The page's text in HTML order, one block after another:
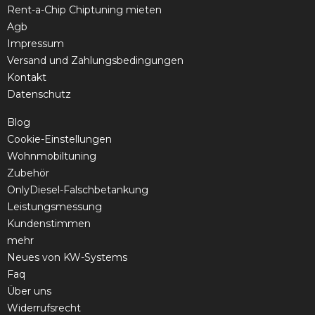
Rent-a-Chip Chiptuning mieten
Agb
Impressum
Versand und Zahlungsbedingungen
Kontakt
Datenschutz
Blog
Cookie-Einstellungen
Wohnmobiltuning
Zubehör
OnlyDiesel-Falschbetankung
Leistungsmessung
Kundenstimmen
mehr
Neues von KW-Systems
Faq
Über uns
Widerrufsrecht